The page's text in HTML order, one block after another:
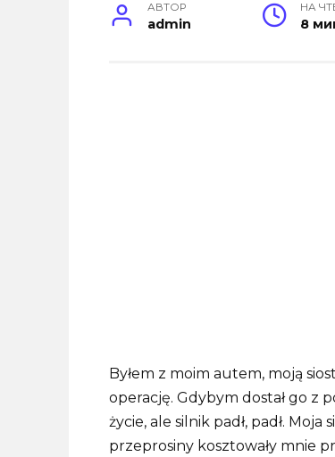
АВТОР
admin
НА
8
Byłem z moim autem, moją
operację. Gdybym dostał go z
życie, ale silnik padł, padł.
przeprosiny kosztowały mnie